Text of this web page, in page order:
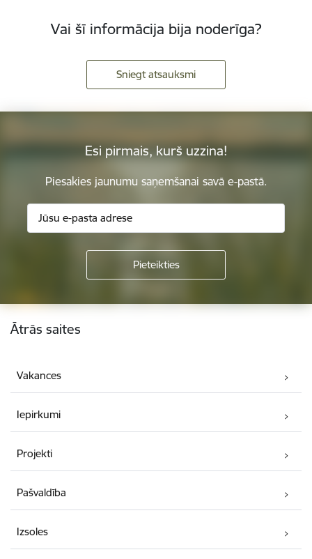
Vai šī informācija bija noderīga?
Sniegt atsauksmi
Esi pirmais, kurš uzzina!
Piesakies jaunumu saņemšanai savā e-pastā.
Kājene
Ātrās saites
Vakances
Iepirkumi
Projekti
Pašvaldība
Izsoles